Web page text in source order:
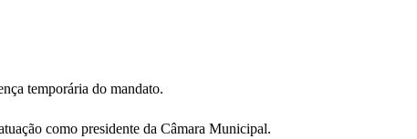
temporária do mandato.
como presidente da Câmara Municipal.